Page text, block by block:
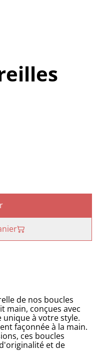
de nos boucles
main, conçues avec
à votre style.
façonnée à la main.
ces boucles
et de